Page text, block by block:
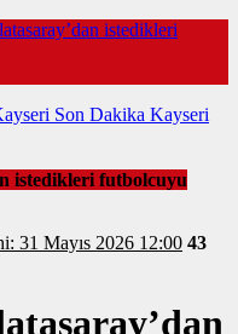
istedikleri
Son Dakika Kayseri
istedikleri futbolcuyu
Tarihi: 31 Mayıs 2026 12:00 43